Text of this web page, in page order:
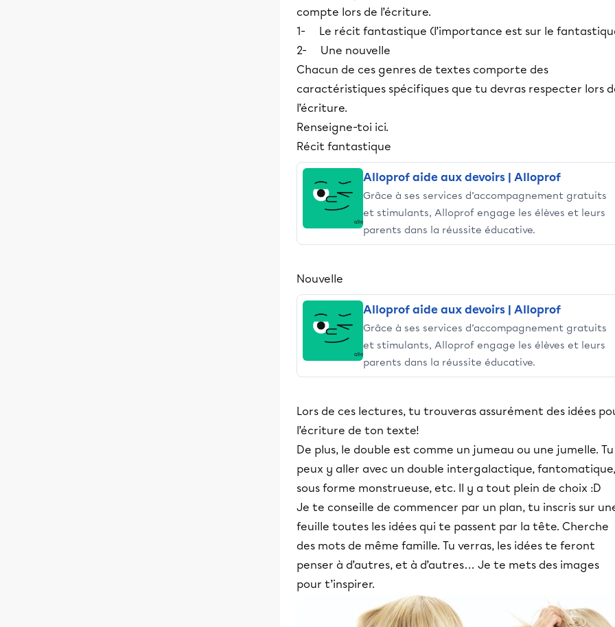
compte lors de l’écriture.
1- Le récit fantastique (l’importance est sur le
2- Une nouvelle
Chacun de ces genres de textes comporte des
caractéristiques spécifiques que tu devras respecter lors
l’écriture.
Renseigne-toi ici.
Récit fantastique
Alloprof aide aux devoirs | Alloprof
Grâce à ses services d’accompagnement gratuits
et stimulants, Alloprof engage les élèves et leurs
parents dans la réussite éducative.
Nouvelle
Alloprof aide aux devoirs | Alloprof
Grâce à ses services d’accompagnement gratuits
et stimulants, Alloprof engage les élèves et leurs
parents dans la réussite éducative.
Lors de ces lectures, tu trouveras assurément des idées
l’écriture de ton texte!
De plus, le double est comme un jumeau ou une jumelle. Tu
peux y aller avec un double intergalactique, fantomatique,
sous forme monstrueuse, etc. Il y a tout plein de choix :D
Je te conseille de commencer par un plan, tu inscris sur
feuille toutes les idées qui te passent par la tête. Cherche
des mots de même famille. Tu verras, les idées te feront
penser à d’autres, et à d’autres… Je te mets des images
pour t’inspirer.